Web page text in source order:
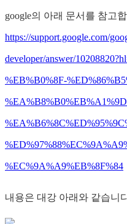
google의 아래 문서를 참고
https://support.google.com/
developer/answer/
%EB%B0%8F-
%EC%9A%A9%EB%8F%84
내용은 대강 아래와 같습니